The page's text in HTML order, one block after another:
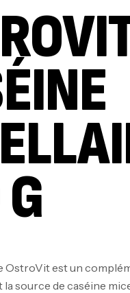
OstroVit est un
source de caséine